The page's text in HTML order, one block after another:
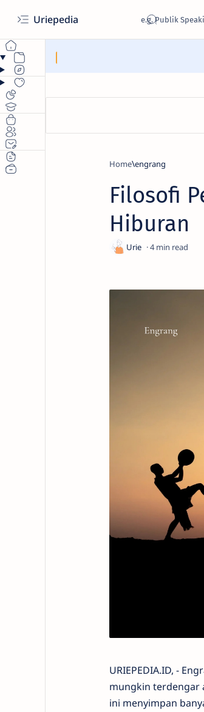
Uriepedia
Home engrang
Filosofi
Hiburan
4
URIEPEDIA.ID, -
mungkin terdengar
ini menyimpan